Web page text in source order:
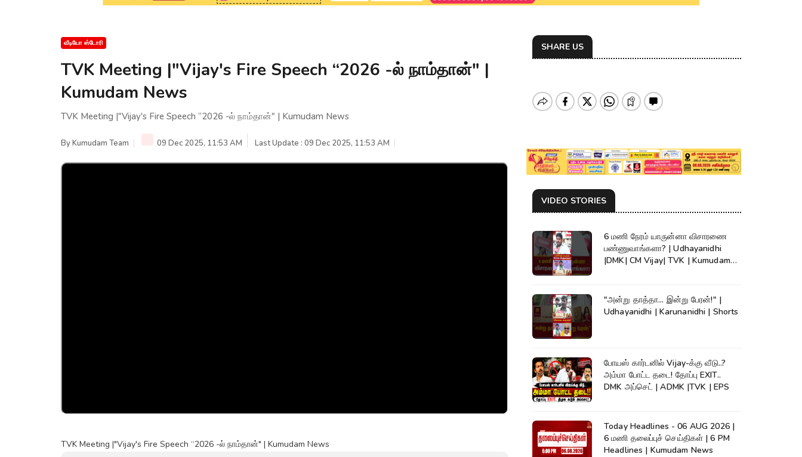
வீடியோ ஸ்டோரி
TVK Meeting |"Vijay's Fire Speech “2026 -ல் நாம்தான்" |
Kumudam News
TVK Meeting |"Vijay's Fire Speech “2026 -ல் நாம்தான்" | Kumudam News
ByKumudam Team 09 Dec 2025, 11:53 AM Last Update : 09 Dec 2025, 11:53 AM
TVK Meeting |"Vijay's Fire Speech “2026 -ல் நாம்தான்" | Kumudam News
SHARE US
VIDEO STORIES
6 மணி நேரம் யாருன்னா விசாரணை
பண்ணுவாங்களா? | Udhayanidhi
|DMK| CM Vijay| TVK | Kumudam
"அன்று தாத்தா... இன்று பேரன்!" |
Udhayanidhi | Karunanidhi | Shorts
போயஸ் கார்டனில் Vijay-க்கு வீடு..?
அம்மா போட்ட தடை! தோப்பு EXIT..
DMK அப்செட் | ADMK |TVK | EPS
Today Headlines - 06 AUG 2026 |
6 மணி தலைப்புச் செய்திகள் | 6 PM
Headlines | Kumudam News